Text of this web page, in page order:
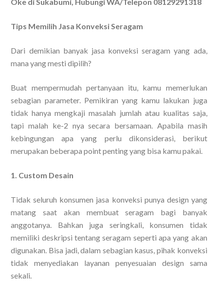
Tips Memilih Jasa Konveksi Seragam
Dari demikian banyak jasa konveksi seragam yang ada,
mana yang mesti dipilih?
Buat mempermudah pertanyaan itu, kamu memerlukan
sebagian parameter. Pemikiran yang kamu lakukan juga
tidak hanya mengkaji masalah jumlah atau kualitas saja,
tapi malah ke-2 nya secara bersamaan. Apabila masih
kebingungan apa yang perlu dikonsiderasi, berikut
merupakan beberapa point penting yang bisa kamu pakai.
1. Custom Desain
Tidak seluruh konsumen jasa konveksi punya design yang
matang saat akan membuat seragam bagi banyak
anggotanya. Bahkan juga seringkali, konsumen tidak
memiliki deskripsi tentang seragam seperti apa yang akan
digunakan. Bisa jadi, dalam sebagian kasus, pihak konveksi
tidak menyediakan layanan penyesuaian design sama
sekali.